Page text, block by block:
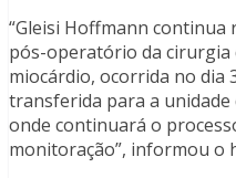
“Gleisi Hoffmann
pós-operatório da cirurgia
miocárdio, ocorrida no dia
transferida para a
onde continuará o
monitoração”, informou o